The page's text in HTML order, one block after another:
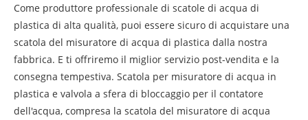
Come produttore professionale di scatole di acqua di
plastica di alta qualità, puoi essere sicuro di acquistare una
scatola del misuratore di acqua di plastica dalla nostra
fabbrica. E ti offriremo il miglior servizio post-vendita e la
consegna tempestiva. Scatola per misuratore di acqua in
plastica e valvola a sfera di bloccaggio per il contatore
dell'acqua, compresa la scatola del misuratore di acqua